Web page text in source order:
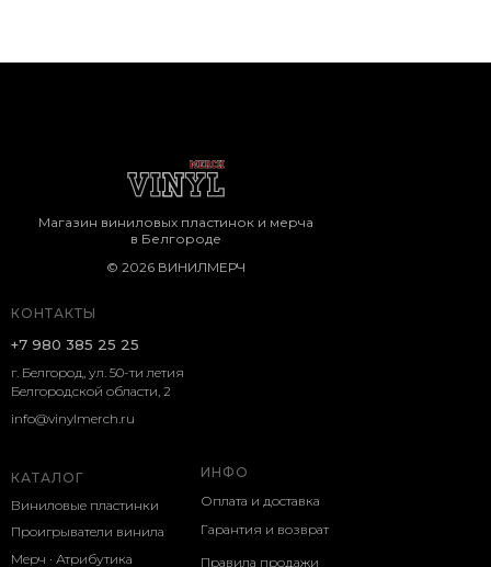
КОНТАКТЫ
г. Белгород, ул. 50-ти летия
Белгородской области, 2
КАТАЛОГ
Виниловые пластинки
ИНФО
Оплата и доставка
+7 980 385 25 25
Магазин виниловых пластинок и мерча
в Белгороде
Проигрыватели винила
Мерч · Атрибутика
Гарантия и возврат
Правила продажи
© 2026 ВИНИЛМЕРЧ
info@vinylmerch.ru